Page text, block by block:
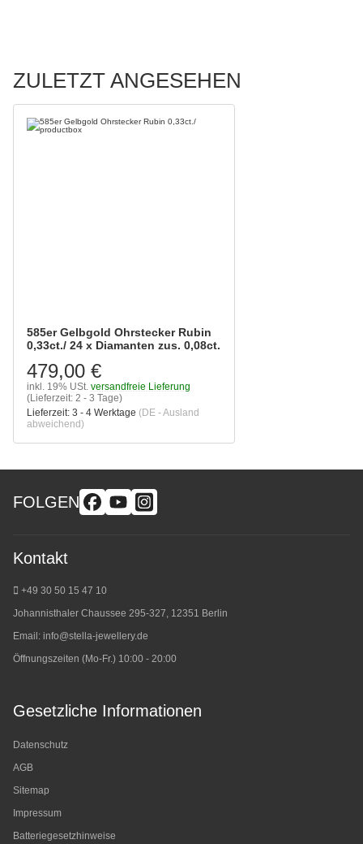
ZULETZT ANGESEHEN
585er Gelbgold Ohrstecker Rubin
0,33ct./ 24 x Diamanten zus. 0,08ct.
479,00 €
inkl. 19% USt. versandfreie Lieferung
(Lieferzeit: 2 - 3 Tage)
Lieferzeit: 3 - 4 Werktage (DE - Ausland
abweichend)
FOLGEN
Kontakt
+49 30 50 15 47 10
Johannisthaler Chaussee 295-327, 12351 Berlin
Email: info@stella-jewellery.de
Öffnungszeiten (Mo-Fr.) 10:00 - 20:00
Gesetzliche Informationen
Datenschutz
AGB
Sitemap
Impressum
Batteriegesetzhinweise